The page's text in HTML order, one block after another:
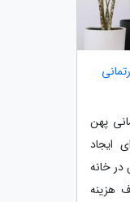
پهن
ایجاد
خانه
هزینه